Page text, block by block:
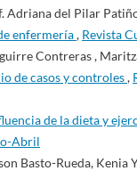
Adriana del Pilar
enfermería, Revista
Contreras ,
de casos y controles,
de la dieta y
Abril
Basto-Rueda,